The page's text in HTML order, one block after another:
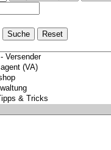
Suche Reset